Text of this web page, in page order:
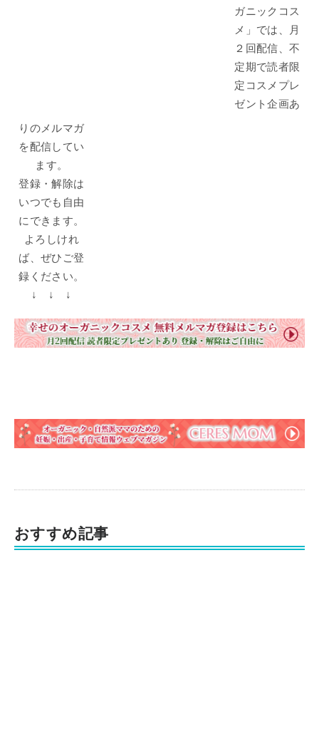
ガニックコス
メ」では、月
２回配信、不
定期で読者限
定コスメプレ
ゼント企画あ
りのメルマガ
を配信してい
ます。
登録・解除は
いつでも自由
にできます。
よろしけれ
ば、ぜひご登
録ください。
↓ ↓ ↓
おすすめ記事